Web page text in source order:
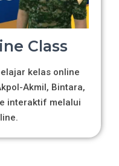
Class
kelas online
Akmil, Bintara,
interaktif melalui